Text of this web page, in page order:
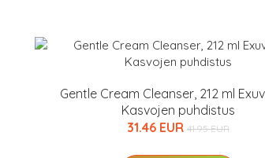
Gentle Cream Cleanser, 212 ml
Kasvojen puhdistus
31.46 EUR 41.95 EUR